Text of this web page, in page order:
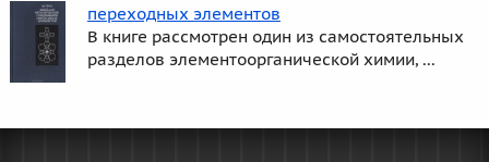
переходных элементов
В книге рассмотрен один из самостоятельных
разделов элементоорганической химии, ...